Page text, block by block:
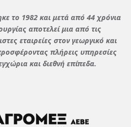
το 1982 και μετά από 44 χρόνια
αποτελεί μια από τις
εταιρείες στον γεωργικό και
πλήρεις υπηρεσίες
και διεθνή επίπεδα.